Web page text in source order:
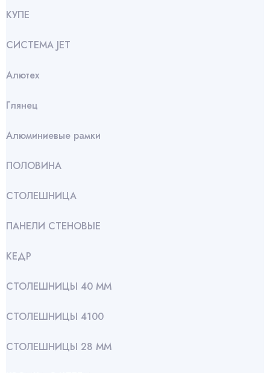
КУПЕ
СИСТЕМА JET
Алютех
Глянец
Алюминиевые рамки
ПОЛОВИНА
СТОЛЕШНИЦА
ПАНЕЛИ СТЕНОВЫЕ
КЕДР
СТОЛЕШНИЦЫ 40 ММ
СТОЛЕШНИЦЫ 4100
СТОЛЕШНИЦЫ 28 ММ